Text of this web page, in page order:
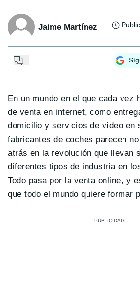
Jaime Martínez
...
En un mundo en el que cada vez
de venta en internet, como
domicilio y servicios de vídeo en
fabricantes de coches parecen
atrás en la revolución que llevan
diferentes tipos de industria en
Todo pasa por la venta online, y
que todo el mundo quiere formar